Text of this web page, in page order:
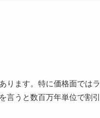
ります。特に価格面ではラ
言うと数百万年単位で割引